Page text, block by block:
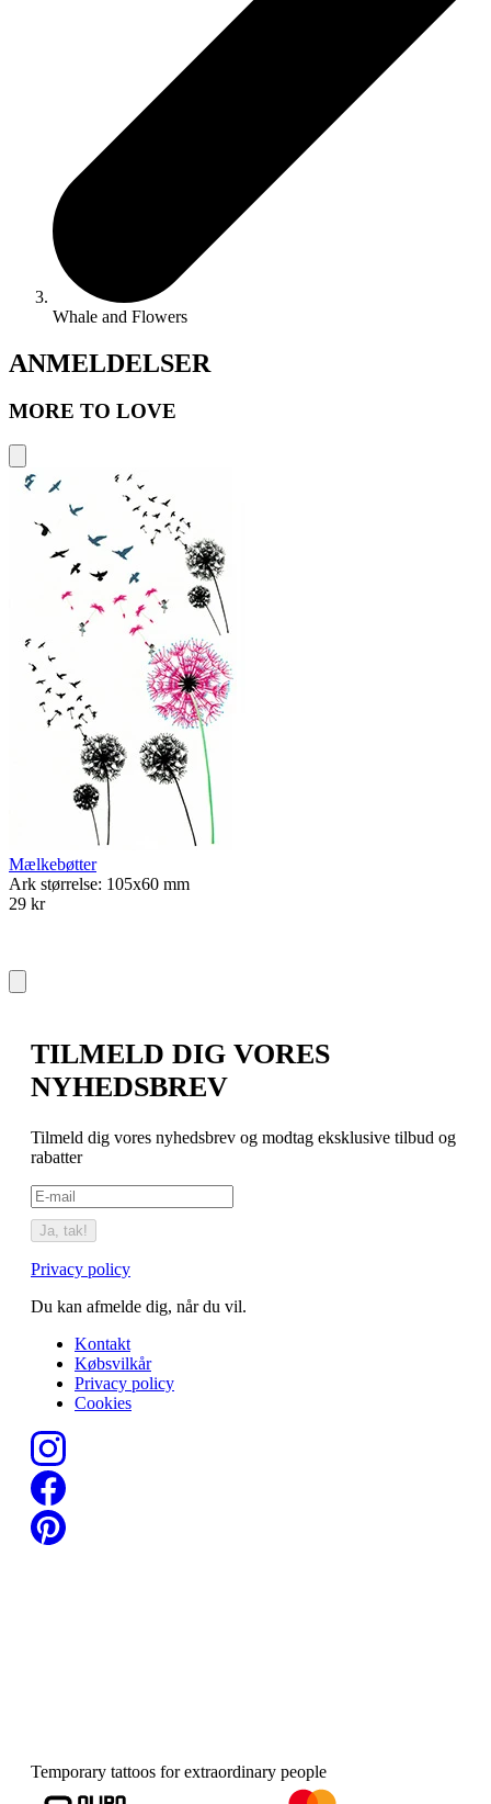
Whale and Flowers
ANMELDELSER
MORE TO LOVE
Mælkebøtter
Ark størrelse: 105x60 mm
29 kr
TILMELD DIG VORES
NYHEDSBREV
Tilmeld dig vores nyhedsbrev og modtag eksklusive tilbud og
rabatter
Ja, tak!
Privacy policy
Du kan afmelde dig, når du vil.
Kontakt
Købsvilkår
Privacy policy
Cookies
Temporary tattoos for extraordinary people